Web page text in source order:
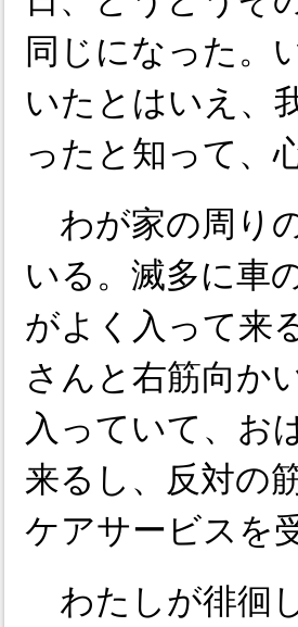
同じになった。
いたとはいえ、
ったと知って、
わが家の周り
いる。滅多に車
がよく入って来
さんと右筋向か
入っていて、お
来るし、反対の
ケアサービスを
わたしが徘徊